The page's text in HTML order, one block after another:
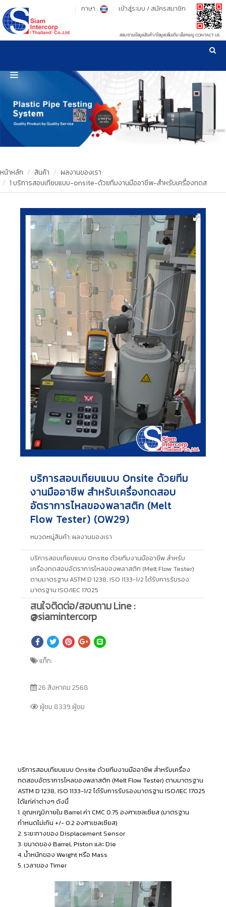
รู้ลึก รู้จริง เรื่องเครื่องมือทดสอบวัสดุ ! ยืน 1 เรื่องมาตรฐานการให้บริการ
เข้าสู่ระบบ / สมัครสมาชิก
ภาษา :
สอบถามข้อมูลสินค้า/ข้อมูลเพิ่มเติม เลือกเมนู CONTACT US
HOME
PRODUCT
OUR CLIENTS
OUR WORKS
CALIBRATION
CONTACT US
หน้าหลัก สินค้า
ผลงานของเรา
1 บริการสอบเทียบแบบ-onsite-ด้วยทีมงานมืออาชีพ-สำหรับเครื่องทดส
บริการสอบเทียบแบบ Onsite ด้วยทีม
งานมืออาชีพ สำหรับเครื่องทดสอบ
อัตราการไหลของพลาสติก (Melt
Flow Tester) (OW29)
หมวดหมู่สินค้า: ผลงานของเรา
บริการสอบเทียบแบบ Onsite ด้วยทีมงานมืออาชีพ สำหรับ
เครื่องทดสอบอัตราการไหลของพลาสติก (Melt Flow Tester)
ตามมาตรฐาน ASTM D 1238, ISO 1133-1/2 ได้รับการรับรอง
มาตรฐาน ISO/IEC 17025
สนใจติดต่อ/สอบถาม Line :
@siamintercorp
แท็ก:
26 สิงหาคม 2568
ผู้ชม 8339 ผู้ชม
บริการสอบเทียบแบบ Onsite ด้วยทีมงานมืออาชีพ สำหรับเครื่อง
ทดสอบอัตราการไหลของพลาสติก (Melt Flow Tester) ตามมาตรฐาน
ASTM D 1238, ISO 1133-1/2 ได้รับการรับรองมาตรฐาน ISO/IEC 17025
ได้แก่ค่าต่างๆ ดังนี้
1. อุณหภูมิภายใน Barrel ค่า CMC 0.75 องศาเซลเซียส (มาตรฐาน
กำหนดไม่เกิน +/- 0.2 องศาเซลเซียส)
2. ระยะทางของ Displacement Sensor
3. ขนาดของ Barrel, Piston และ Die
4. น้ำหนักของ Weight หรือ Mass
5. เวลาของ Timer